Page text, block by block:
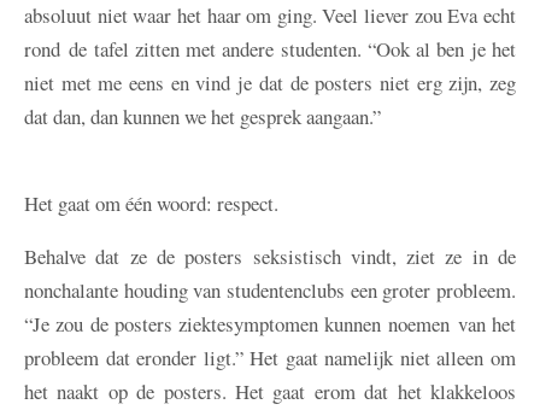
absoluut niet waar het haar om ging. Veel liever zou Eva echt
rond de tafel zitten met andere studenten. “Ook al ben je het
niet met me eens en vind je dat de posters niet erg zijn, zeg
dat dan, dan kunnen we het gesprek aangaan.”
Het gaat om één woord: respect.
Behalve dat ze de posters seksistisch vindt, ziet ze in de
nonchalante houding van studentenclubs een groter probleem.
“Je zou de posters ziektesymptomen kunnen noemen van het
probleem dat eronder ligt.” Het gaat namelijk niet alleen om
het naakt op de posters. Het gaat erom dat het klakkeloos